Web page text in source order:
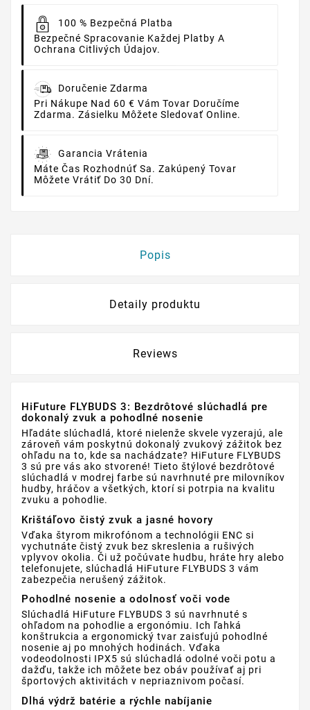
100 % Bezpečná Platba
Bezpečné Spracovanie Každej Platby A
Ochrana Citlivých Údajov.
Doručenie Zdarma
Pri Nákupe Nad 60 € Vám Tovar Doručíme
Zdarma. Zásielku Môžete Sledovať Online.
Garancia Vrátenia
Máte Čas Rozhodnúť Sa. Zakúpený Tovar
Môžete Vrátiť Do 30 Dní.
Popis
Detaily produktu
Reviews
HiFuture FLYBUDS 3: Bezdrôtové slúchadlá pre
dokonalý zvuk a pohodlné nosenie
Hľadáte slúchadlá, ktoré nielenže skvele vyzerajú, ale
zároveň vám poskytnú dokonalý zvukový zážitok bez
ohľadu na to, kde sa nachádzate? HiFuture FLYBUDS
3 sú pre vás ako stvorené! Tieto štýlové bezdrôtové
slúchadlá v modrej farbe sú navrhnuté pre milovníkov
hudby, hráčov a všetkých, ktorí si potrpia na kvalitu
zvuku a pohodlie.
Krištáľovo čistý zvuk a jasné hovory
Vďaka štyrom mikrofónom a technológii ENC si
vychutnáte čistý zvuk bez skreslenia a rušivých
vplyvov okolia. Či už počúvate hudbu, hráte hry alebo
telefonujete, slúchadlá HiFuture FLYBUDS 3 vám
zabezpečia nerušený zážitok.
Pohodlné nosenie a odolnosť voči vode
Slúchadlá HiFuture FLYBUDS 3 sú navrhnuté s
ohľadom na pohodlie a ergonómiu. Ich ľahká
konštrukcia a ergonomický tvar zaisťujú pohodlné
nosenie aj po mnohých hodinách. Vďaka
vodeodolnosti IPX5 sú slúchadlá odolné voči potu a
dažďu, takže ich môžete bez obáv používať aj pri
športových aktivitách v nepriaznivom počasí.
Dlhá výdrž batérie a rýchle nabíjanie